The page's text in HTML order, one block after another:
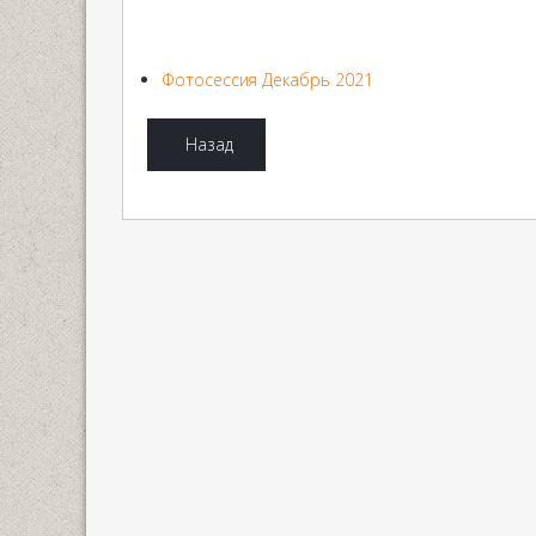
Фотосессия Декабрь 2021
Назад